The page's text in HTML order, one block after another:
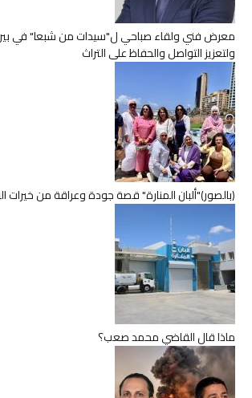
معرض فني ولقاء صباحي ل"سيدات من شبعا" في
ولتعزيز التواصل والحفاظ على التراث
(بالصور)"ألبان المنارة" قصة جودة وعراقة من خيرات
ماذا قال القاضي محمد صعب؟